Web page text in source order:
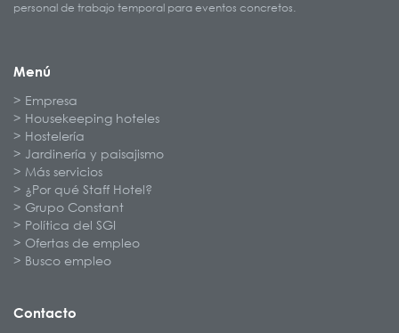
personal de trabajo temporal para eventos concretos.
Menú
Empresa
Housekeeping hoteles
Hostelería
Jardinería y paisajismo
Más servicios
¿Por qué Staff Hotel?
Grupo Constant
Política del SGI
Ofertas de empleo
Busco empleo
Contacto